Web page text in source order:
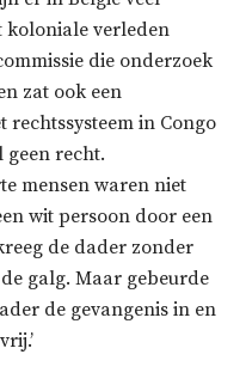
koloniale verleden
die onderzoek
zat ook een
rechtssysteem in Congo
geen recht.
mensen waren niet
wit persoon door een
de dader zonder
galg. Maar gebeurde
de gevangenis in en